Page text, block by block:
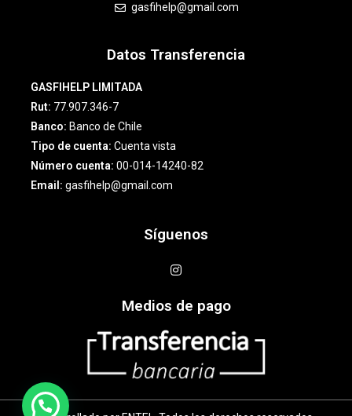
gasfihelp@gmail.com
Datos Transferencia
GASFIHELP LIMITADA
Rut: 77.907.346-7
Banco: Banco de Chile
Tipo de cuenta: Cuenta vista
Número cuenta: 00-014-14240-82
Email: gasfihelp@gmail.com
Síguenos
Medios de pago